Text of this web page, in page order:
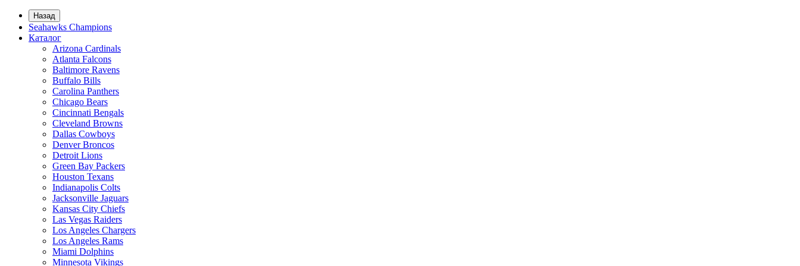
Назад
Seahawks Champions
Каталог
Arizona Cardinals
Atlanta Falcons
Baltimore Ravens
Buffalo Bills
Carolina Panthers
Chicago Bears
Cincinnati Bengals
Cleveland Browns
Dallas Cowboys
Denver Broncos
Detroit Lions
Green Bay Packers
Houston Texans
Indianapolis Colts
Jacksonville Jaguars
Kansas City Chiefs
Las Vegas Raiders
Los Angeles Chargers
Los Angeles Rams
Miami Dolphins
Minnesota Vikings